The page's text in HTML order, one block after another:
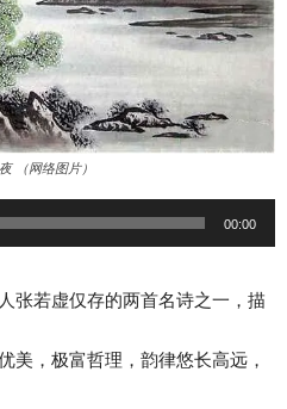
（网络图片）
00:00
张若虚仅存的两首名诗之一，描
美，极富哲理，韵律悠长高远，